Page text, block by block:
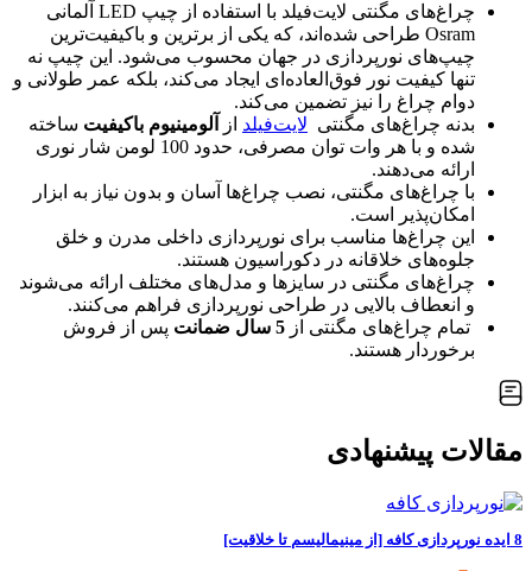
چراغ‌های مگنتی لایت‌فیلد با استفاده از چیپ LED آلمانی
Osram طراحی شده‌اند، که یکی از برترین و باکیفیت‌ترین
چیپ‌های نورپردازی در جهان محسوب می‌شود. این چیپ نه
تنها کیفیت نور فوق‌العاده‌ای ایجاد می‌کند، بلکه عمر طولانی و
دوام چراغ را نیز تضمین می‌کند.
بدنه چراغ‌های مگنتی لایت‌فیلد از آلومینیوم باکیفیت ساخته
شده و با هر وات توان مصرفی، حدود 100 لومن شار نوری
ارائه می‌دهند.
با چراغ‌های مگنتی، نصب چراغ‌ها آسان و بدون نیاز به ابزار
امکان‌پذیر است.
این چراغ‌ها مناسب برای نورپردازی داخلی مدرن و خلق
جلوه‌های خلاقانه در دکوراسیون هستند.
چراغ‌های مگنتی در سایزها و مدل‌های مختلف ارائه می‌شوند
و انعطاف بالایی در طراحی نورپردازی فراهم می‌کنند.
تمام چراغ‌های مگنتی از 5 سال ضمانت
پس از فروش
برخوردار هستند.
مقالات پیشنهادی
8 ایده نورپردازی کافه [از مینیمالیسم تا خلاقیت]